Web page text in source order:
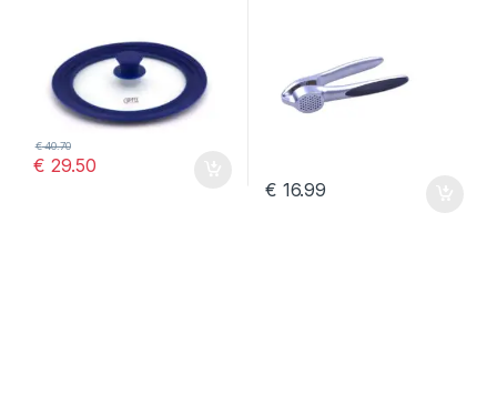
€ 29.50
€40.70
€ 16.99